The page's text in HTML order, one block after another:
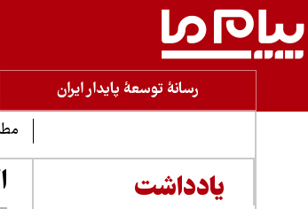
رسانۀ توسعۀ پایدار ایران
یادداشت